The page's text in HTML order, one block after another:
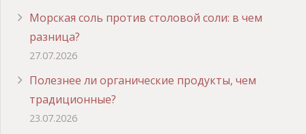
Морская соль против столовой соли: в чем
разница?
27.07.2026
Полезнее ли органические продукты, чем
традиционные?
23.07.2026